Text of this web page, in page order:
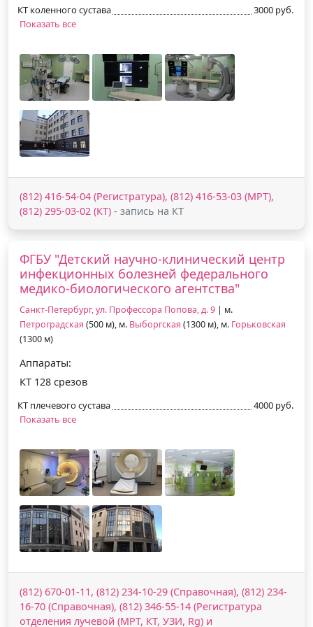
КТ коленного сустава
3000 руб.
Показать все
(812) 416-54-04 (Регистратура), (812) 416-53-03 (МРТ),
(812) 295-03-02 (КТ) - запись на КТ
ФГБУ "Детский научно-клинический центр
инфекционных болезней федерального
медико-биологического агентства"
Санкт-Петербург, ул. Профессора Попова, д. 9 | м.
Петроградская (500 м), м. Выборгская (1300 м), м. Горьковская
(1300 м)
Аппараты:
КТ 128 срезов
КТ плечевого сустава
4000 руб.
Показать все
(812) 670-01-11, (812) 234-10-29 (Справочная), (812) 234-
16-70 (Справочная), (812) 346-55-14 (Регистратура
отделения лучевой (МРТ, КТ, УЗИ, Rg) и